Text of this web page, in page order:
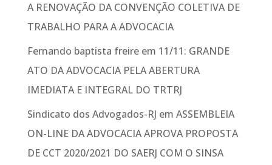
A RENOVAÇÃO DA CONVENÇÃO COLETIVA DE
TRABALHO PARA A ADVOCACIA
Fernando baptista freireem 11/11: GRANDE
ATO DA ADVOCACIA PELA ABERTURA
IMEDIATA E INTEGRAL DO TRTRJ
Sindicato dos Advogados-RJ em ASSEMBLEIA
ON-LINE DA ADVOCACIA APROVA PROPOSTA
DE CCT 2020/2021 DO SAERJ COM O SINSA